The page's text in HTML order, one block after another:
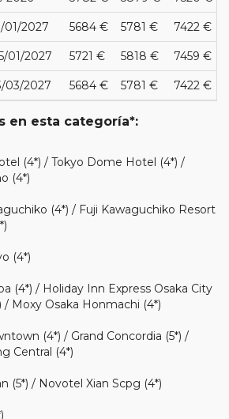
01/2027 5684 € 5781 € 7422 €
01/2027 5721 € 5818 € 7459 €
03/2027 5684 € 5781 € 7422 €
en esta categoría*:
(4*) / Tokyo Dome Hotel (4*) /
(4*)
(4*) / Fuji Kawaguchiko Resort
(4*)
(4*) / Holiday Inn Express Osaka City
/ Moxy Osaka Honmachi (4*)
(4*) / Grand Concordia (5*) /
Central (4*)
(5*) / Novotel Xian Scpg (4*)